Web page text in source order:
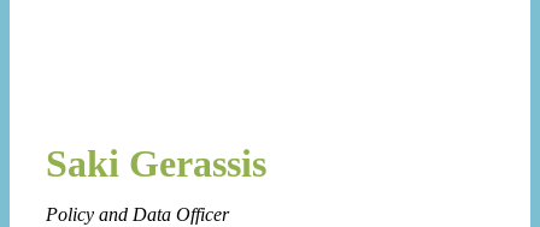
Saki Gerassis
Policy and Data Officer